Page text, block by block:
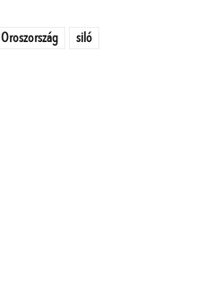
Oroszország siló